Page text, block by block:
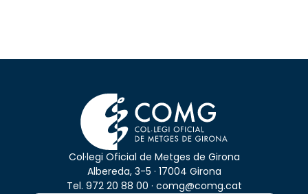
Col·legi Oficial de Metges de Girona
Albereda, 3-5 · 17004 Girona
Tel. 972 20 88 00 · comg@comg.cat